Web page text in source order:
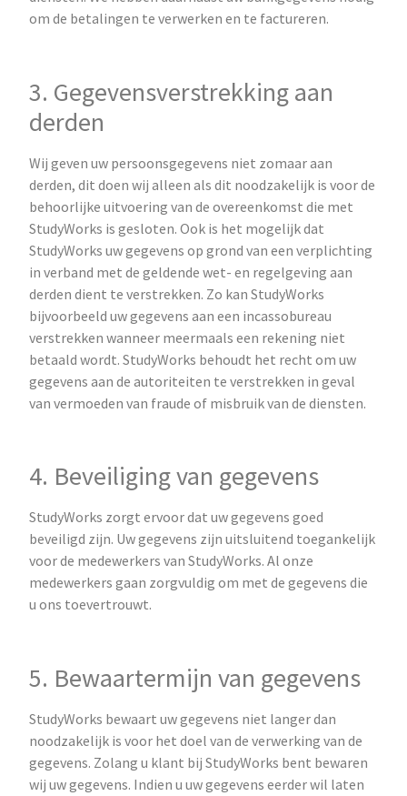
om de betalingen te verwerken en te factureren.
3. Gegevensverstrekking aan
derden
Wij geven uw persoonsgegevens niet zomaar aan
derden, dit doen wij alleen als dit noodzakelijk is voor de
behoorlijke uitvoering van de overeenkomst die met
StudyWorks is gesloten. Ook is het mogelijk dat
StudyWorks uw gegevens op grond van een verplichting
in verband met de geldende wet- en regelgeving aan
derden dient te verstrekken. Zo kan StudyWorks
bijvoorbeeld uw gegevens aan een incassobureau
verstrekken wanneer meermaals een rekening niet
betaald wordt. StudyWorks behoudt het recht om uw
gegevens aan de autoriteiten te verstrekken in geval
van vermoeden van fraude of misbruik van de diensten.
4. Beveiliging van gegevens
StudyWorks zorgt ervoor dat uw gegevens goed
beveiligd zijn. Uw gegevens zijn uitsluitend toegankelijk
voor de medewerkers van StudyWorks. Al onze
medewerkers gaan zorgvuldig om met de gegevens die
u ons toevertrouwt.
5. Bewaartermijn van gegevens
StudyWorks bewaart uw gegevens niet langer dan
noodzakelijk is voor het doel van de verwerking van de
gegevens. Zolang u klant bij StudyWorks bent bewaren
wij uw gegevens. Indien u uw gegevens eerder wil laten